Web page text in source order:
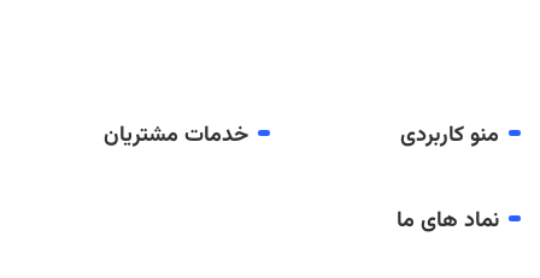
منو کاربردی خدمات مشتریان
نماد های ما